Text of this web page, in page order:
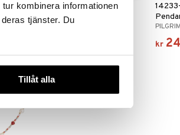
kombinera informationen
tjänster. Du
Tillåt alla
Letters
11243-2001 FOCUS
Necklace
PILGRIM PILGRIM
kr